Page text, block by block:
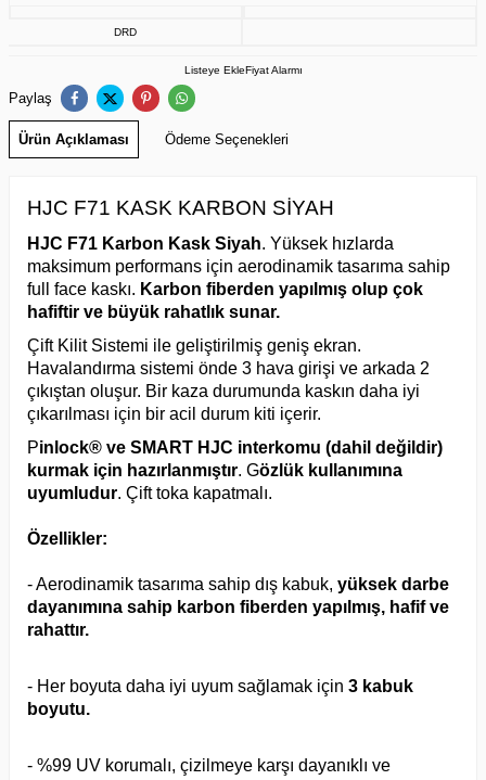
DRD
Listeye EkleFiyat Alarmı
Paylaş
Ürün Açıklaması Ödeme Seçenekleri
HJC F71 KASK KARBON SİYAH
HJC F71 Karbon Kask Siyah. Yüksek hızlarda
maksimum performans için aerodinamik tasarıma sahip
full face kaskı. Karbon fiberden yapılmış olup çok
hafiftir ve büyük rahatlık sunar.
Çift Kilit Sistemi ile geliştirilmiş geniş ekran.
Havalandırma sistemi önde 3 hava girişi ve arkada 2
çıkıştan oluşur. Bir kaza durumunda kaskın daha iyi
çıkarılması için bir acil durum kiti içerir.
Pinlock® ve SMART HJC interkomu (dahil değildir)
kurmak için hazırlanmıştır. Gözlük kullanımına
uyumludur. Çift toka kapatmalı.
Özellikler:
- Aerodinamik tasarıma sahip dış kabuk, yüksek darbe
dayanımına sahip karbon fiberden yapılmış, hafif ve
rahattır.
- Her boyuta daha iyi uyum sağlamak için 3 kabuk
boyutu.
- %99 UV korumalı, çizilmeye karşı dayanıklı ve